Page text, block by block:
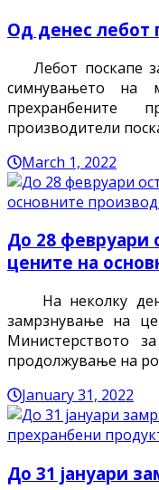
Од денес лебот
Лебот поскапе
симнувањето на
производители
March 1, 2022
До 28 февруари
цените на
На неколку
замрзнување на
Министерството
продолжување на
January 31, 2022
До 31 јануари